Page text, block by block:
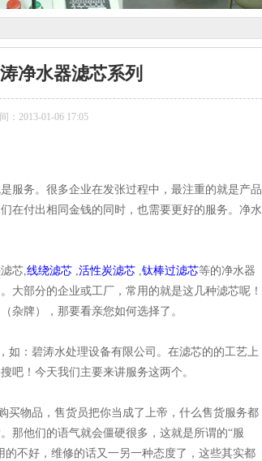
净水器滤芯系列
：2013-01-06 17:05
务。很多企业在发张过程中，最注重的就是产品
在付出相同金钱的同时，也需要更好的服务。净水
芯,线绕滤芯 ,活性炭滤芯 ,钛棒过滤芯等的净水器
大部分的企业或工厂，常用的就是这几种滤芯呢！
杂牌），那要看亲您如何选择了。
：碧涛水处理设备有限公司。在滤芯的的工艺上
吧！今天我们主要来讲服务这两个。
物品，售货员把你当成了上帝，什么售货服务都
那他们的语气就会僵硬很多，这就是所谓的“服
不好，维修的话又一另一种态度了，这些其实都